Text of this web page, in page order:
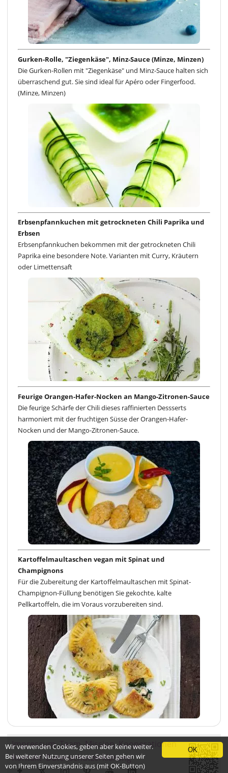
Gurken-Rolle, "Ziegenkäse", Minz-Sauce (Minze, Minzen)
Die Gurken-Rollen mit "Ziegenkäse" und Minz-Sauce halten sich
überraschend gut. Sie sind ideal für Apéro oder Fingerfood.
(Minze, Minzen)
Erbsenpfannkuchen mit getrockneten Chili Paprika und
Erbsen
Erbsenpfannkuchen bekommen mit der getrockneten Chili
Paprika eine besondere Note. Varianten mit Curry, Kräutern
oder Limettensaft
Feurige Orangen-Hafer-Nocken an Mango-Zitronen-Sauce
Die feurige Schärfe der Chili dieses raffinierten Dessserts
harmoniert mit der fruchtigen Süsse der Orangen-Hafer-
Nocken und der Mango-Zitronen-Sauce.
Kartoffelmaultaschen vegan mit Spinat und
Champignons
Für die Zubereitung der Kartoffelmaultaschen mit Spinat-
Champignon-Füllung benötigen Sie gekochte, kalte
Pellkartoffeln, die im Voraus vorzubereiten sind.
ImpressumTeamMissionKooperationen
KontaktDatenschutzerklärung
OK
Wir verwenden Cookies, geben aber keine weiter.
Bei weiterer Nutzung unserer Seiten gehen wir
von Ihrem Einverständnis aus (mit OK-Button)